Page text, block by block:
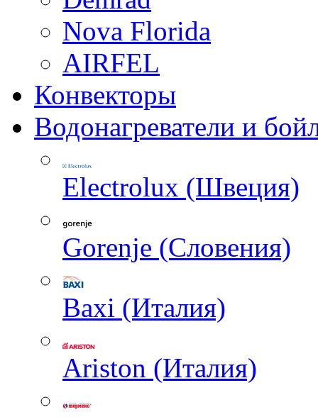
Nova Florida
AIRFEL
Конвекторы
Водонагреватели и
Electrolux (Швеция)
Gorenje (Словения)
Baxi (Италия)
Ariston (Италия)